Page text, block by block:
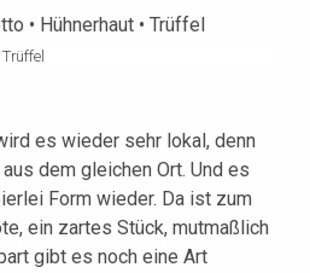
es wieder sehr lokal, denn
dem gleichen Ort. Und es
Form wieder. Da ist zum
ein zartes Stück, mutmaßlich
gibt es noch eine Art